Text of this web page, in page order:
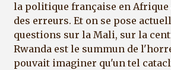
la politique française en Afrique
des erreurs. Et on se pose
questions sur la Mali, sur la
Rwanda est le summun de
pouvait imaginer qu'un tel